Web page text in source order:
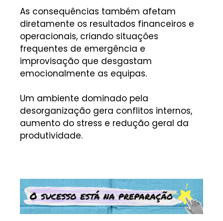
As consequências também afetam
diretamente os resultados financeiros e
operacionais, criando situações
frequentes de emergência e
improvisação que desgastam
emocionalmente as equipas.
Um ambiente dominado pela
desorganização gera conflitos internos,
aumento do stress e redução geral da
produtividade.